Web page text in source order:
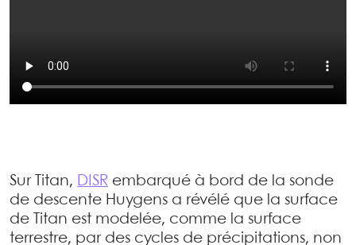
Sur Titan, DISR embarqué à bord de la sonde
de descente Huygens a révélé que la surface
de Titan est modelée, comme la surface
terrestre, par des cycles de précipitations, non